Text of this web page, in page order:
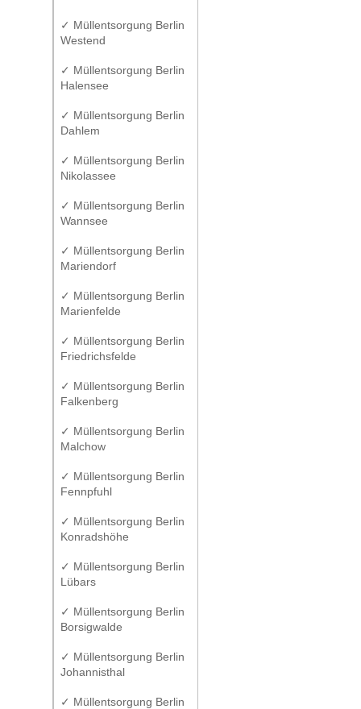
✓ Müllentsorgung Berlin
Westend
✓ Müllentsorgung Berlin
Halensee
✓ Müllentsorgung Berlin
Dahlem
✓ Müllentsorgung Berlin
Nikolassee
✓ Müllentsorgung Berlin
Wannsee
✓ Müllentsorgung Berlin
Mariendorf
✓ Müllentsorgung Berlin
Marienfelde
✓ Müllentsorgung Berlin
Friedrichsfelde
✓ Müllentsorgung Berlin
Falkenberg
✓ Müllentsorgung Berlin
Malchow
✓ Müllentsorgung Berlin
Fennpfuhl
✓ Müllentsorgung Berlin
Konradshöhe
✓ Müllentsorgung Berlin
Lübars
✓ Müllentsorgung Berlin
Borsigwalde
✓ Müllentsorgung Berlin
Johannisthal
✓ Müllentsorgung Berlin